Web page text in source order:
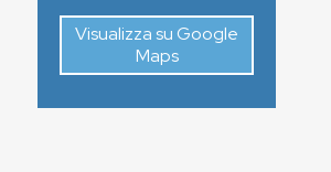
Visualizza su Google
Maps